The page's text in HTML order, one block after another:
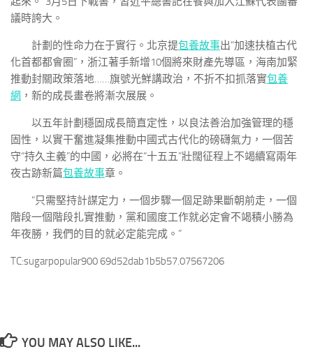
議時誇大。
計劃的性命力在于實行。北京提包養故事出“加速扶植古代
化首都都會圈”，浙江著手新增10個將來財產先導區，海南加緊
推動封關政策落地……旗號光鮮講政治，不折不扣抓落實包養
網 ，新的成長畫卷將漸次展展。
以五年計劃穩固成長簡直定性，以良法善治加強管理的穩
固性，以實干奮進凝集推動中國式古代化的磅礴氣力，一個苦
守“持久主義”的中國，必將在“十五五”壯闊征程上不竭續寫兩年
夜古跡新篇包養故事章。
“只需堅持計謀定力，一個步驟一個足跡果斷朝前走，一個
階段一個階段扎實推動，黨和國度工作就必定會不竭積小勝為
年夜勝，我們的目的就必定能完成。”
TC:sugarpopular900 69d52dab1b5b57.07567206
YOU MAY ALSO LIKE...